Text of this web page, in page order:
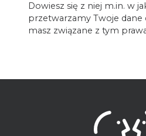
Dowiesz się z niej m.in. w
przetwarzamy Twoje dane
masz związane z tym